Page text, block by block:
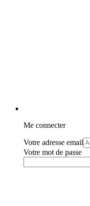
Me connecter
Votre adresse email
Votre mot de passe